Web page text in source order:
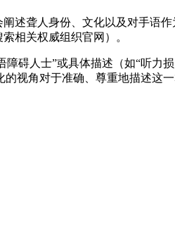
述聋人身份、文化以及对手语
相关权威组织官网）。
碍人士”或具体描述（如“听力
视角对于准确、尊重地描述这一